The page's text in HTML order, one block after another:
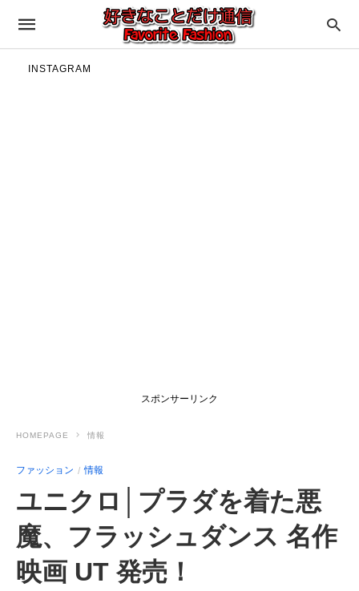
INSTAGRAM
スポンサーリンク
HOMEPAGE 情報
ファッション 情報
ユニクロ│プラダを着た悪
魔、フラッシュダンス 名作
映画 UT 発売！